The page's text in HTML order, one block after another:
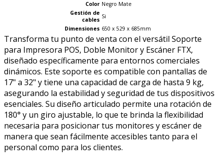
Color Negro Mate
Gestión de
cables Si
Dimensiones 650 x 529 x 685mm
Transforma tu punto de venta con el versátil Soporte
para Impresora POS, Doble Monitor y Escáner FTX,
diseñado específicamente para entornos comerciales
dinámicos. Este soporte es compatible con pantallas de
17" a 32" y tiene una capacidad de carga de hasta 9 kg,
asegurando la estabilidad y seguridad de tus dispositivos
esenciales. Su diseño articulado permite una rotación de
180° y un giro ajustable, lo que te brinda la flexibilidad
necesaria para posicionar tus monitores y escáner de
manera que sean fácilmente accesibles tanto para el
personal como para los clientes.